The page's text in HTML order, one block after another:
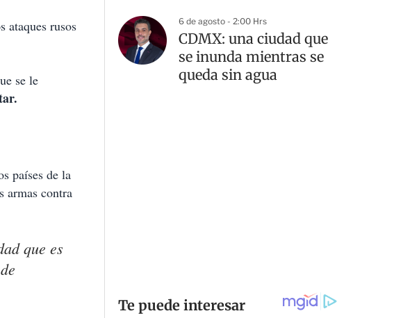
ataques rusos
se le
países de la
armas contra
que es
6 de agosto - 2:00 Hrs
CDMX: una ciudad que
se inunda mientras se
queda sin agua